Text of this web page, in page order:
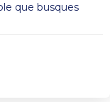
que busques